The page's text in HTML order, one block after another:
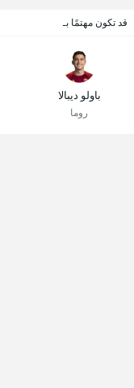
قد تكون مهتمًا بـ
باولو ديبالا
روما